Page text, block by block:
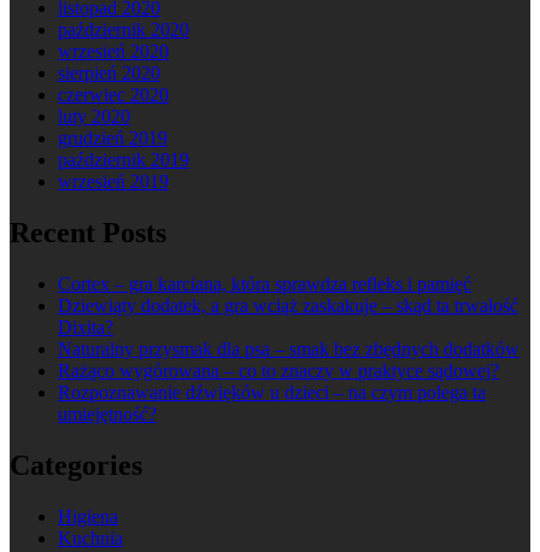
listopad 2020
październik 2020
wrzesień 2020
sierpień 2020
czerwiec 2020
luty 2020
grudzień 2019
październik 2019
wrzesień 2019
Recent Posts
Cortex – gra karciana, która sprawdza refleks i pamięć
Dziewiąty dodatek, a gra wciąż zaskakuje – skąd ta trwałość
Dixita?
Naturalny przysmak dla psa – smak bez zbędnych dodatków
Rażąco wygórowana – co to znaczy w praktyce sądowej?
Rozpoznawanie dźwięków u dzieci – na czym polega ta
umiejętność?
Categories
Higiena
Kuchnia